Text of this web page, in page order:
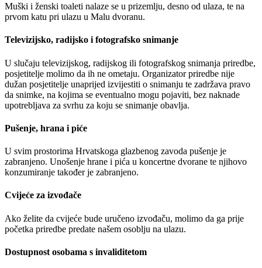
Muški i ženski toaleti nalaze se u prizemlju, desno od ulaza, te na
prvom katu pri ulazu u Malu dvoranu.
Televizijsko, radijsko i fotografsko snimanje
U slučaju televizijskog, radijskog ili fotografskog snimanja priredbe,
posjetitelje molimo da ih ne ometaju. Organizator priredbe nije
dužan posjetitelje unaprijed izvijestiti o snimanju te zadržava pravo
da snimke, na kojima se eventualno mogu pojaviti, bez naknade
upotrebljava za svrhu za koju se snimanje obavlja.
Pušenje, hrana i piće
U svim prostorima Hrvatskoga glazbenog zavoda pušenje je
zabranjeno. Unošenje hrane i pića u koncertne dvorane te njihovo
konzumiranje također je zabranjeno.
Cvijeće za izvođače
Ako želite da cvijeće bude uručeno izvođaču, molimo da ga prije
početka priredbe predate našem osoblju na ulazu.
Dostupnost osobama s invaliditetom